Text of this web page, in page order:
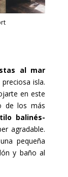
al mar
isla.
en este
de los más
balinés-
agradable.
pequeña
y baño al